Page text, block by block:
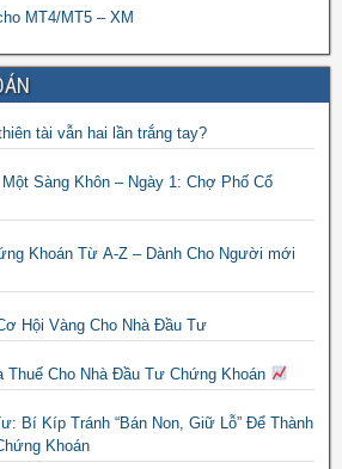
MT4/MT5 – XM
tài vẫn hai lần trắng tay?
Sàng Khôn – Ngày 1: Chợ Phố Cổ
Khoán Từ A-Z – Dành Cho Người mới
Hội Vàng Cho Nhà Đầu Tư
Thuế Cho Nhà Đầu Tư Chứng Khoán
Bí Kíp Tránh “Bán Non, Giữ Lỗ” Để Thành
Khoán